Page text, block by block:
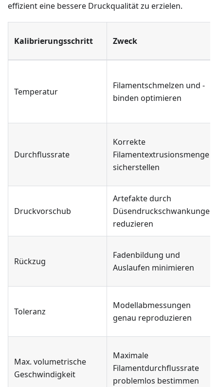
effizient eine bessere Druckqualität zu erzielen.
Kalibrierungsschritt Zweck
Temperatur
Filamentschmelzen und -
binden optimieren
Durchflussrate
Korrekte
Filamentextrusionsmenge
sicherstellen
Druckvorschub
Artefakte durch
Düsendruckschwankungen
reduzieren
Rückzug
Fadenbildung und
Auslaufen minimieren
Toleranz
Modellabmessungen
genau reproduzieren
Max. volumetrische
Geschwindigkeit
Maximale
Filamentdurchflussrate
problemlos bestimmen